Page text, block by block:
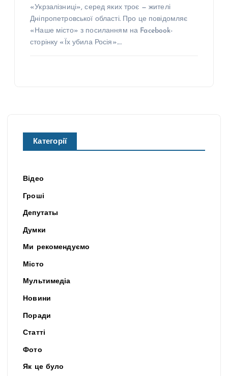
«Укрзалізниці», серед яких троє — жителі
Дніпропетровської області. Про це повідомляє
«Наше місто» з посиланням на Facebook-
сторінку «Їх убила Росія».…
Категорії
Відео
Гроші
Депутаты
Думки
Ми рекомендуємо
Місто
Мультимедіа
Новини
Поради
Статті
Фото
Як це було